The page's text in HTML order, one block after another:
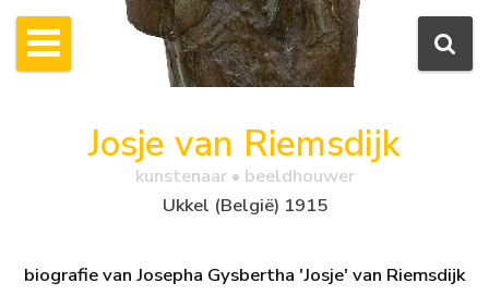
Josje van Riemsdijk
kunstenaar • beeldhouwer
Ukkel (België) 1915
biografie van Josepha Gysbertha 'Josje' van Riemsdijk